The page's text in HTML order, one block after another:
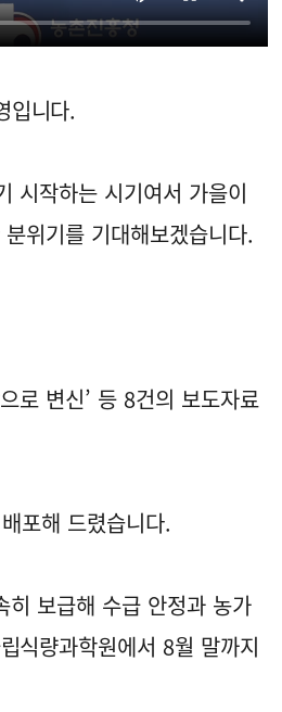
입니다.
시작하는 시기여서 가을이
위기를 기대해보겠습니다.
로 변신’ 등 8건의 보도자료
포해 드렸습니다.
보급해 수급 안정과 농가
식량과학원에서 8월 말까지